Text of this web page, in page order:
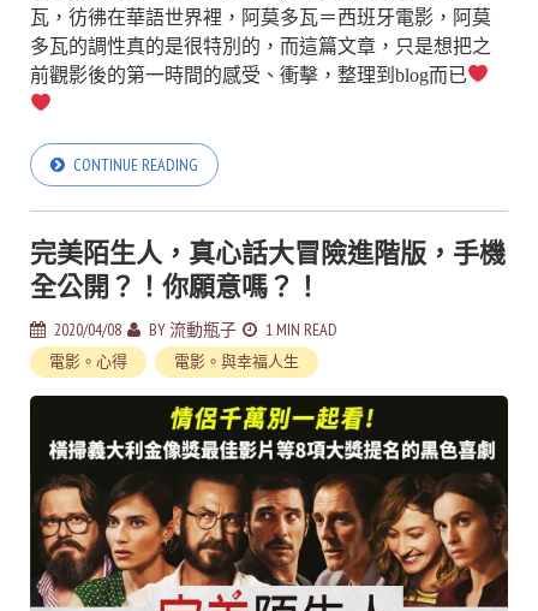
瓦，彷彿在華語世界裡，阿莫多瓦＝西班牙電影，阿莫
多瓦的調性真的是很特別的，而這篇文章，只是想把之
前觀影後的第一時間的感受、衝擊，整理到blog而已
CONTINUE READING
完美陌生人，真心話大冒險進階版，手機
全公開？！你願意嗎？！
2020/04/08 BY流動瓶子 1 MIN READ
電影。心得 電影。與幸福人生